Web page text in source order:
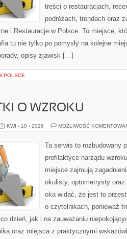
treści o restauracjach,
podróżach, trendach oraz
i Restauracje w Polsce. To miejsce,
tu nie tylko po pomysły na kolejne
opisy zjawisk […]
POLSCE
O WZROKU
KWI - 10 - 2026 MOŻLIWOŚĆ
Ta serwis to rozbudowany
profilaktyce narządu
miejsce zajmują
okulisty, optometrysty
oka widać, że jest to
o czytelnikach, ponieważ
dzień, jak i na zauważaniu
oraz miejsca z praktycznymi